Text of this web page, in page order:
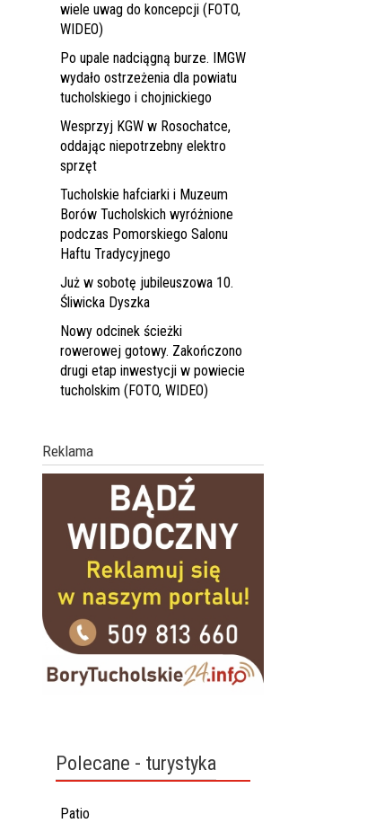
wiele uwag do koncepcji (FOTO,
WIDEO)
Po upale nadciągną burze. IMGW
wydało ostrzeżenia dla powiatu
tucholskiego i chojnickiego
Wesprzyj KGW w Rosochatce,
oddając niepotrzebny elektro
sprzęt
Tucholskie hafciarki i Muzeum
Borów Tucholskich wyróżnione
podczas Pomorskiego Salonu
Haftu Tradycyjnego
Już w sobotę jubileuszowa 10.
Śliwicka Dyszka
Nowy odcinek ścieżki
rowerowej gotowy. Zakończono
drugi etap inwestycji w powiecie
tucholskim (FOTO, WIDEO)
Reklama
Polecane - turystyka
Patio